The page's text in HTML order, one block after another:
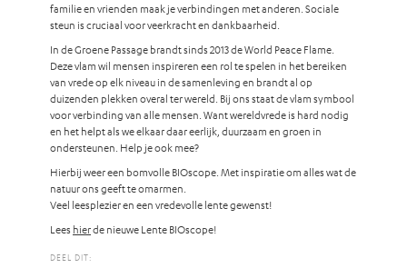
familie en vrienden maak je verbindingen met anderen. Sociale
steun is cruciaal voor veerkracht en dankbaarheid.
In de Groene Passage brandt sinds 2013 de World Peace Flame.
Deze vlam wil mensen inspireren een rol te spelen in het bereiken
van vrede op elk niveau in de samenleving en brandt al op
duizenden plekken overal ter wereld. Bij ons staat de vlam symbool
voor verbinding van alle mensen. Want wereldvrede is hard nodig
en het helpt als we elkaar daar eerlijk, duurzaam en groen in
ondersteunen. Help je ook mee?
Hierbij weer een bomvolle BIOscope. Met inspiratie om alles wat de
natuur ons geeft te omarmen.
Veel leesplezier en een vredevolle lente gewenst!
Leeshierde nieuwe Lente BIOscope!
DEEL DIT: